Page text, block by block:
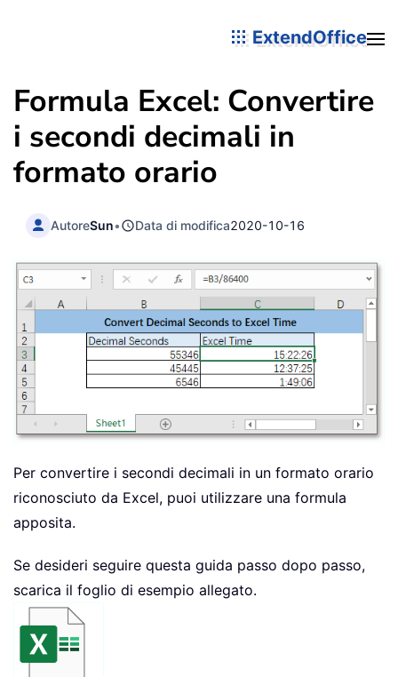
ExtendOffice
Formula Excel: Convertire
i secondi decimali in
formato orario
AutoreSun• Data di modifica2020-10-16
Per convertire i secondi decimali in un formato orario
riconosciuto da Excel, puoi utilizzare una formula
apposita.
Se desideri seguire questa guida passo dopo passo,
scarica il foglio di esempio allegato.